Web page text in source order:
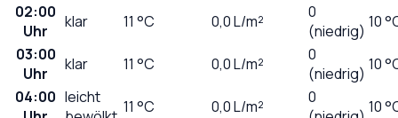
02:00
Uhr
klar 11 °C 0,0L/m²
0
(niedrig) 10
03:00
Uhr
klar 11 °C 0,0L/m²
0
(niedrig) 10
04:00 leicht
11 °C 0,0L/m²
0
10